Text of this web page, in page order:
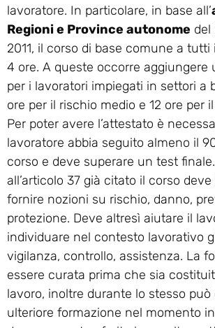
lavoratore. In particolare, in base all’
Regioni e Province autonome del
2011, il corso di base comune a
4 ore. A queste occorre aggiungere
per i lavoratori impiegati in settori a
ore per il rischio medio e 12 ore per
Per poter avere l’attestato è
lavoratore abbia seguito almeno il
corso e deve superare un test
all’articolo 37 già citato il corso
fornire nozioni su rischio, danno,
protezione. Deve altresì aiutare il
individuare nel contesto lavorativo
vigilanza, controllo, assistenza. La
essere curata prima che sia
lavoro, inoltre durante lo stesso
ulteriore formazione nel momento